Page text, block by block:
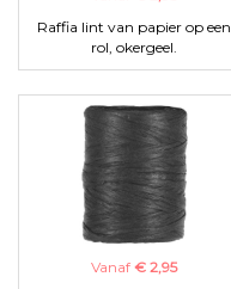
Raffia lint van papier op een
rol, okergeel.
Vanaf € 2,95